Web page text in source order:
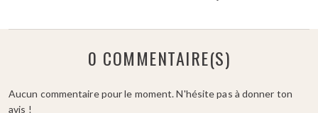
0 COMMENTAIRE(S)
Aucun commentaire pour le moment. N'hésite pas à donner ton
avis !